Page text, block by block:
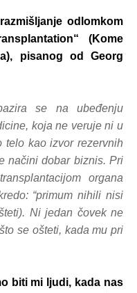
odlomkom
(Kome
pisanog od Georg
se na ubeđenju
koja ne veruje ni u
kao izvor rezervnih
načini dobar biznis. Pri
organa
“primum nihili nisi
Ni jedan čovek ne
se ošteti, kada mu pri
biti mi ljudi, kada nas